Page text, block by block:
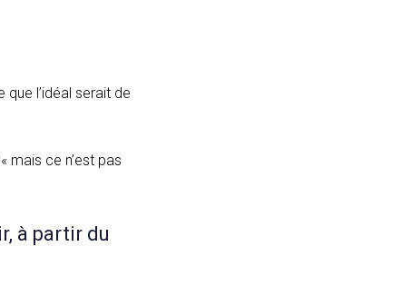
l’idéal serait de
mais ce n’est pas
à partir du